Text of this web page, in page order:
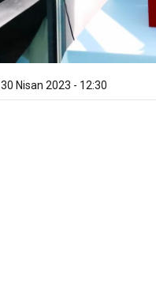
30 Nisan 2023 - 12:30